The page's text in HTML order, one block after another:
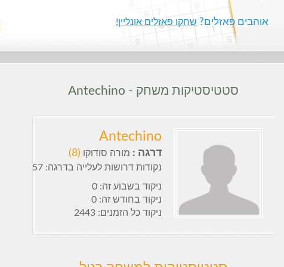
אוהבים פאזלים? שחקו פאזלים אונליין!
סטטיסטיקות משחק - Antechino
Antechino
דרגה : מורה סודוקו (8)
נקודות דרושות לעלייה בדרגה: 57
ניקוד בשבוע זה: 0
ניקוד בחודש זה: 0
ניקוד כל הזמנים: 2443